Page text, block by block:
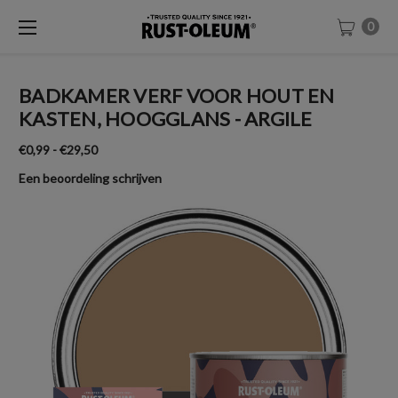
0
BADKAMER VERF VOOR HOUT EN
KASTEN, HOOGGLANS - ARGILE
€0,99 - €29,50
Een beoordeling schrijven